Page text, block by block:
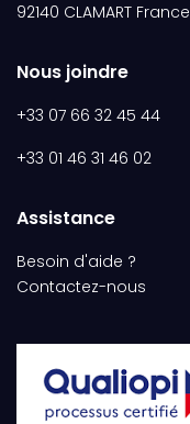
92140 CLAMART France
Nous joindre
+33 07 66 32 45 44
+33 01 46 31 46 02
Assistance
Besoin d'aide ?
Contactez-nous